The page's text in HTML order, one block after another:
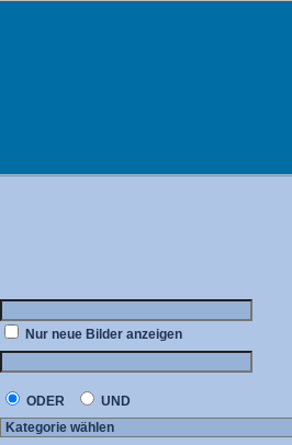
Nur neue Bilder anzeigen
ODER
UND